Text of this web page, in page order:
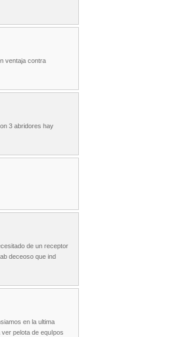
ventaja contra
3 abridores hay
de un receptor
deceoso que ind
en la ultima
pelota de equIpos